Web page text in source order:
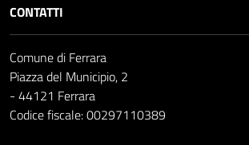
CONTATTI
Comune di Ferrara
Piazza del Municipio, 2
- 44121 Ferrara
Codice fiscale: 00297110389